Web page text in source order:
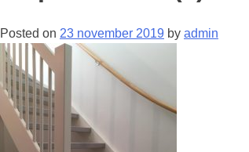
Posted on 23 november 2019 by admin